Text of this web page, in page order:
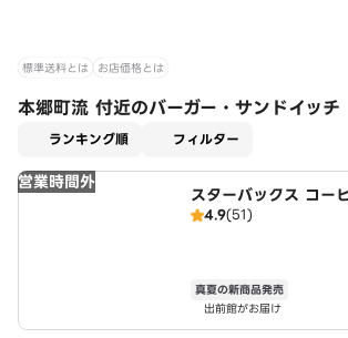
標準送料とは お店価格とは
本郷町流 付近のバーガー・サンドイッチ
ランキング順 フィルター
営業時間外
スターバックス コー
4.9(51)
真夏の新商品発売
出前館がお届け